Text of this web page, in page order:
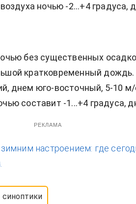
ночью -2...+4 градуса,
без существенных
кратковременный
днем юго-восточный, 5-10 м/
составит -1...+4 градуса,
РЕКЛАМА
настроением: где
синоптики